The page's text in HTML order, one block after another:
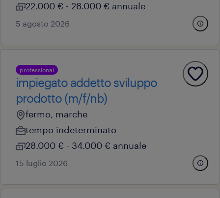
22.000 € - 28.000 € annuale
5 agosto 2026
professional
impiegato addetto sviluppo
prodotto (m/f/nb)
fermo, marche
tempo indeterminato
28.000 € - 34.000 € annuale
15 luglio 2026